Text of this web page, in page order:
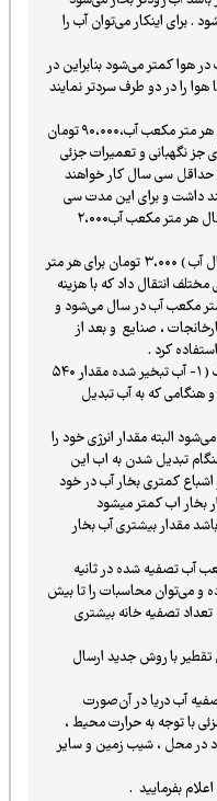
اینکار می‌توان آب را
کمتر می‌شود بنابراین در
در دو طرف سردتر نمایند
یازدهم _ هزینه ساخت تصفیه‌خانه و انتقال هر متر مکعب آب،۹۰،۰۰۰ تومان
و تعمیرات جزئی
سی سال کار خواهند
و برای این مدت سی
سال هزینه تعمیرات جزئی تصفیه‌خانه و انتقال هر متر مکعب آب۲،۰۰۰
یازدهم _ هزینه نگهبانی (تصفیه خانه و انتقال آب ) ۳،۰۰۰ تومان برای هر متر
داد که با هزینه
هر متر مکعب آب در سال می‌شود و
، صنایع و بعد از
کرد .
طراحی این طرح با استفاده از قوانین فیزیک ( ۱- آب تبخیر شده مقدار ۵۴۰
که به آب تبدیل
مقدار انرژی خود را
شدن به اب این
اشباع کمتری بخار آب در خود
اب کمتر میشود
بیشتری آب بخار
شده در ثانیه
محاسبات را تا بیش
تصفیه خانه بیشتری
با روش جدید ارسال
دریا در آن‌صورت
به حرارت‌ محیط ،
، شیب زمین و سایر
.